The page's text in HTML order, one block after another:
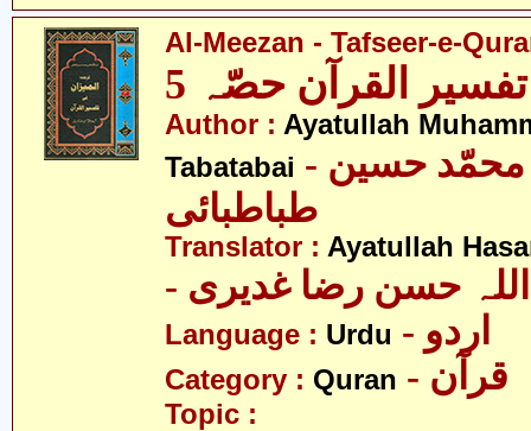
Al-Meezan - Tafseer-e-
القرآن حصّہ 5
Author : Ayatullah
Tabatabai - آیت اللہ محمّد حسین
طباطبائی
Translator : Ayatullah
اللہ حسن رضا غدیری
Language : Urdu - اردو
Category : Quran - قرآن
Topic :